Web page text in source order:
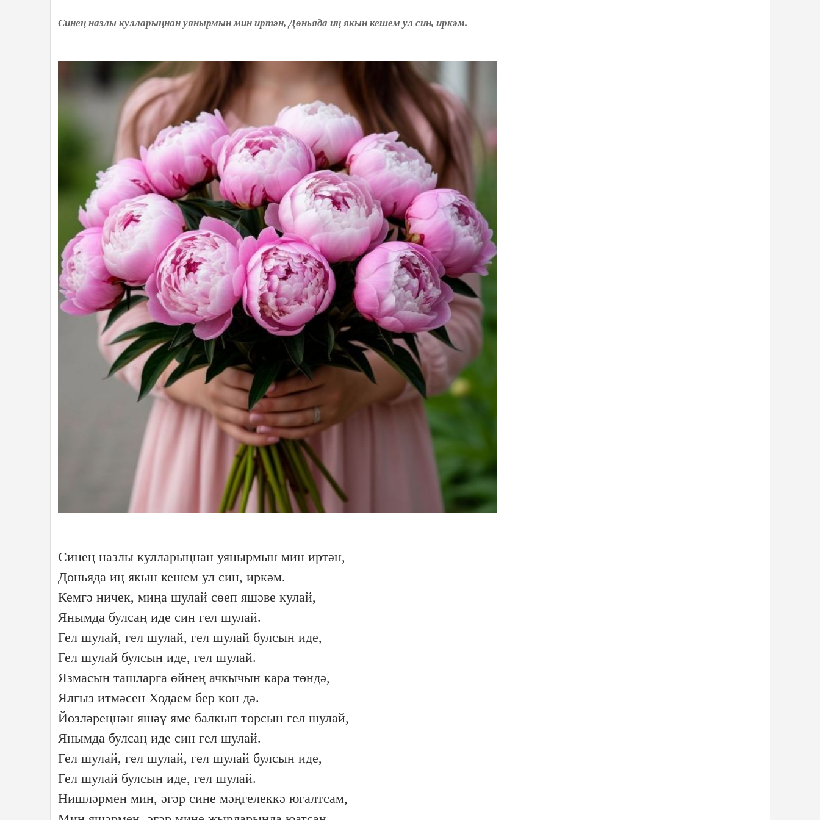
Синең назлы кулларыңнан уянырмын мин иртән, Дөньяда иң якын кешем ул син, иркәм.
Синең назлы кулларыңнан уянырмын мин иртән,
Дөньяда иң якын кешем ул син, иркәм.
Кемгә ничек, миңа шулай сөеп яшәве кулай,
Янымда булсаң иде син гел шулай.
Гел шулай, гел шулай, гел шулай булсын иде,
Гел шулай булсын иде, гел шулай.
Язмасын ташларга өйнең ачкычын кара төндә,
Ялгыз итмәсен Ходаем бер көн дә.
Йөзләреңнән яшәү яме балкып торсын гел шулай,
Янымда булсаң иде син гел шулай.
Гел шулай, гел шулай, гел шулай булсын иде,
Гел шулай булсын иде, гел шулай.
Нишләрмен мин, әгәр сине мәңгелеккә югалтсам,